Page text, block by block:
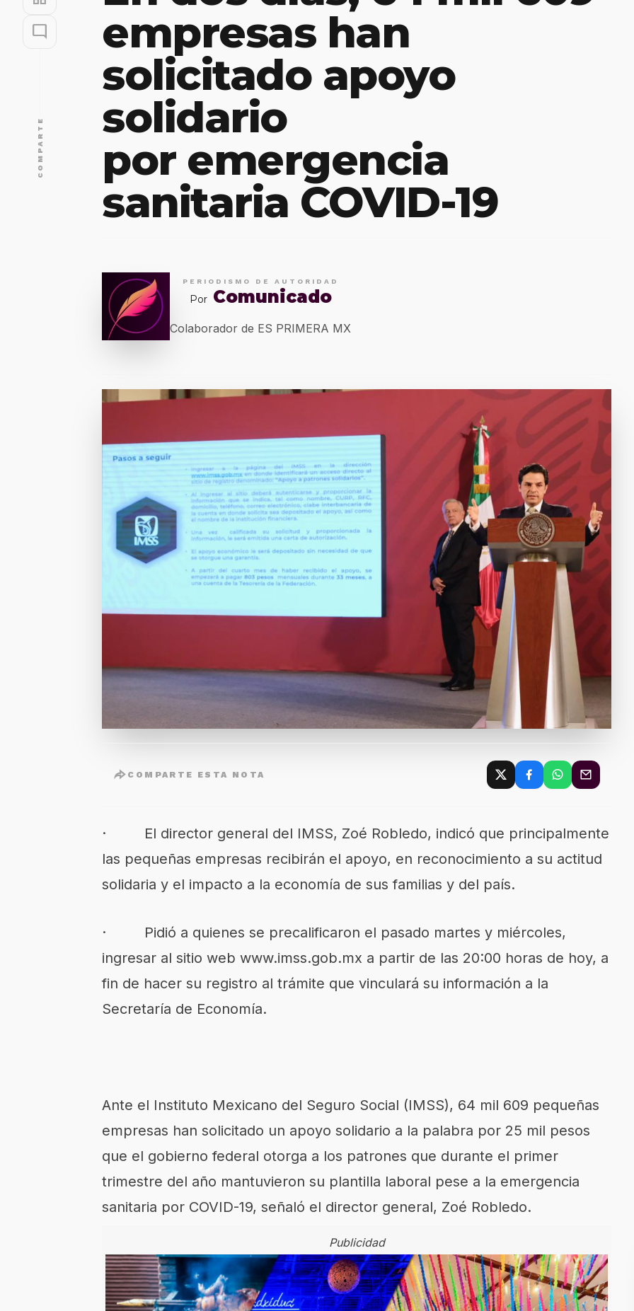
mode_comment
COMPARTE
empresas han
solicitado apoyo
solidario
por emergencia
sanitaria COVID-19
PERIODISMO DE AUTORIDAD
Por Comunicado
Colaborador de ES PRIMERA MX
COMPARTE ESTA NOTA
· El director general del IMSS, Zoé Robledo, indicó que principalmente
las pequeñas empresas recibirán el apoyo, en reconocimiento a su actitud
solidaria y el impacto a la economía de sus familias y del país.
· Pidió a quienes se precalificaron el pasado martes y miércoles,
ingresar al sitio web www.imss.gob.mx a partir de las 20:00 horas de hoy, a
fin de hacer su registro al trámite que vinculará su información a la
Secretaría de Economía.
Ante el Instituto Mexicano del Seguro Social (IMSS), 64 mil 609 pequeñas
empresas han solicitado un apoyo solidario a la palabra por 25 mil pesos
que el gobierno federal otorga a los patrones que durante el primer
trimestre del año mantuvieron su plantilla laboral pese a la emergencia
sanitaria por COVID-19, señaló el director general, Zoé Robledo.
Publicidad